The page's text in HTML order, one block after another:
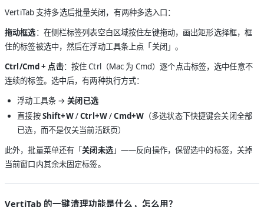
VertiTab 支持多选后批量关闭，有两种多选入口：
拖动框选：在侧栏标签列表空白区域按住左键拖动，画出矩形选择框，框
住的标签被选中，然后在浮动工具条上点「关闭」。
Ctrl/Cmd + 点击：按住 Ctrl（Mac 为 Cmd）逐个点击标签，选中任意不
连续的标签。选中后，有两种执行方式：
浮动工具条 →关闭已选
直接按Shift+W/Ctrl+W/Cmd+W （多选状态下快捷键会关闭全部
已选，而不是仅关当前活跃页）
此外，批量菜单还有「关闭未选」——反向操作，保留选中的标签，关掉
当前窗口内其余未固定标签。
VertiTab 的一键清理功能是什么，怎么用？